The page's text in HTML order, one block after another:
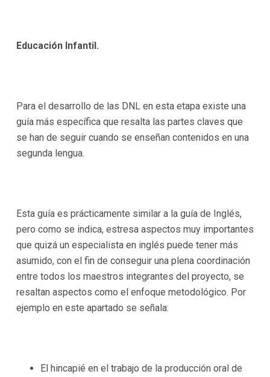
Educación Infantil.
Para el desarrollo de las DNL en esta etapa existe una
guía más específica que resalta las partes claves que
se han de seguir cuando se enseñan contenidos en una
segunda lengua.
Esta guía es prácticamente similar a la guía de Inglés,
pero como se indica, estresa aspectos muy importantes
que quizá un especialista en inglés puede tener más
asumido, con el fin de conseguir una plena coordinación
entre todos los maestros integrantes del proyecto, se
resaltan aspectos como el enfoque metodológico. Por
ejemplo en este apartado se señala:
El hincapié en el trabajo de la producción oral de